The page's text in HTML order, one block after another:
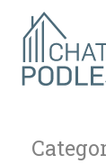
content